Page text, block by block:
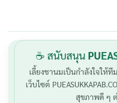
☕ สนับสนุน
เลี้ยงชานมเป็นกำลังใจให้
เว็บไซต์
สุขภาพดี ๆ